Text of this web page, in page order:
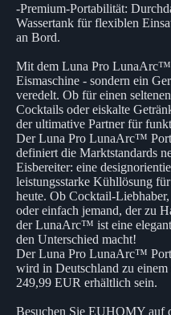
-Premium-Portabilität:
Wassertank für flexiblen
an Bord.
Mit dem Luna Pro
Eismaschine - sondern ein
veredelt. Ob für einen
Cocktails oder eiskalte
der ultimative Partner für
Der Luna Pro LunaArc™
definiert die Marktstandards
Eisbereiter: eine
leistungsstarke Kühllösung
heute. Ob Cocktail-
oder einfach jemand, der zu
der LunaArc™ ist eine
den Unterschied macht!
Der Luna Pro LunaArc™
wird in Deutschland zu
249,99 EUR erhältlich sein.
Besuchen Sie EUHOMY auf